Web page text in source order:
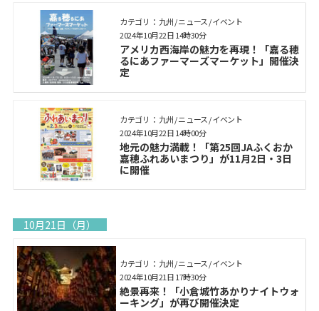
カテゴリ： 九州 / ニュース / イベント
アメリカ西海岸の魅力を再現！「嘉る穂
るにあファーマーズマーケット」開催決
定
2024年10月22日 14時30分
カテゴリ： 九州 / ニュース / イベント
地元の魅力満載！「第25回JAふくおか
嘉穂ふれあいまつり」が11月2日・3日
に開催
2024年10月22日 14時00分
10月21日（月）
カテゴリ： 九州 / ニュース / イベント
絶景再来！「小倉城竹あかりナイトウォ
ーキング」が再び開催決定
2024年10月21日 17時30分